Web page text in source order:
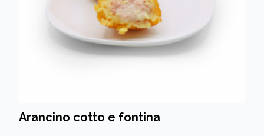
Arancino cotto e fontina